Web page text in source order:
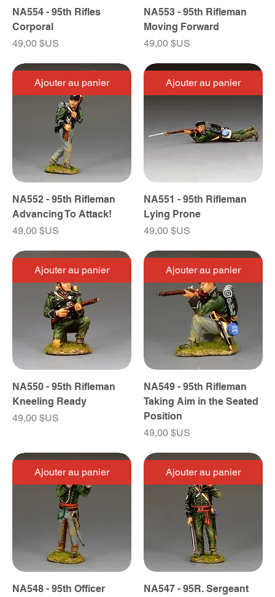
NA554 - 95th Rifles
Corporal
Prix
49,00 $US
NA553 - 95th Rifleman
Moving Forward
Prix
49,00 $US
Ajouter au panier
NA552 - 95th Rifleman
Advancing To Attack!
Prix
49,00 $US
Ajouter au panier
NA551 - 95th Rifleman
Lying Prone
Prix
49,00 $US
Ajouter au panier
NA550 - 95th Rifleman
Kneeling Ready
Prix
49,00 $US
Ajouter au panier
NA549 - 95th Rifleman
Taking Aim in the Seated
Position
Prix
49,00 $US
Ajouter au panier
NA548 - 95th Officer
Ajouter au panier
NA547 - 95R. Sergeant